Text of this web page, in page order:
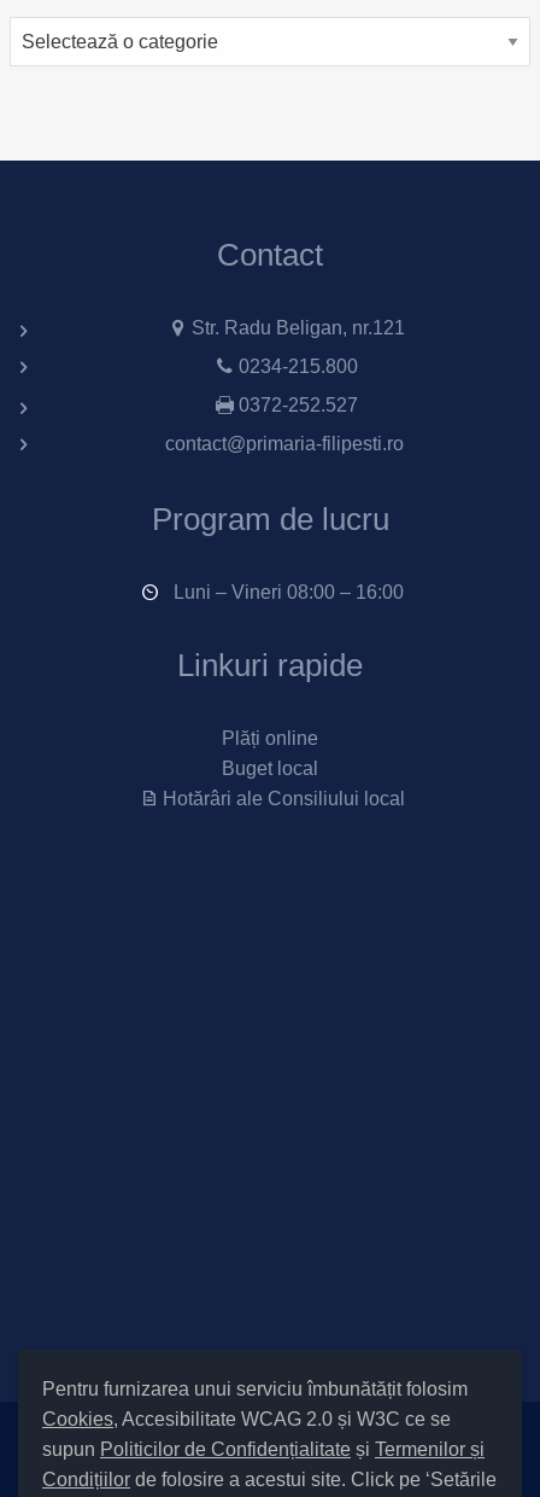
Pentru furnizarea unui serviciu îmbunătățit folosim
Cookies, Accesibilitate WCAG 2.0 și W3C ce se
supun Politicilor de Confidențialitate și Termenilor și
Condițiilor de folosire a acestui site. Click pe ‘Setările
Categorii
Contact
Str. Radu Beligan, nr.121
0234-215.800
0372-252.527
contact@primaria-filipesti.ro
Program de lucru
Luni – Vineri 08:00 – 16:00
Linkuri rapide
Plăți online
Buget local
Hotărâri ale Consiliului local
Setări Cookies și Accesibilitate